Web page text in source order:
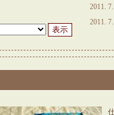
2011.
2011.